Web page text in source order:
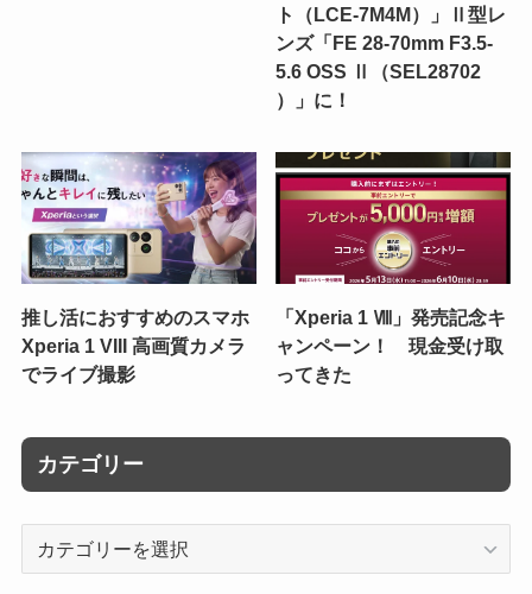
ト（LCE-7M4M）」Ⅱ型レ
ンズ「FE 28-70mm F3.5-
5.6 OSS Ⅱ（SEL28702
）」に！
推し活におすすめのスマホ
Xperia 1 VIII 高画質カメラ
でライブ撮影
「Xperia 1 Ⅷ」発売記念キ
ャンペーン！ 現金受け取
ってきた
カテゴリー